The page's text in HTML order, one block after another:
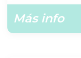
Más info